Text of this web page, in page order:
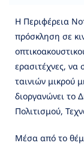
Η Περιφέρεια
πρόσκληση σε
ερασιτέχνες, να
ταινιών μικρού
διοργανώνει το
Πολιτισμού,
Μέσα από το